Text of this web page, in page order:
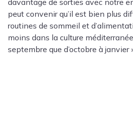
davantage de sorties avec notre
peut convenir qu’il est bien plus
routines de sommeil et
moins dans la culture
septembre que d’octobre à janvier